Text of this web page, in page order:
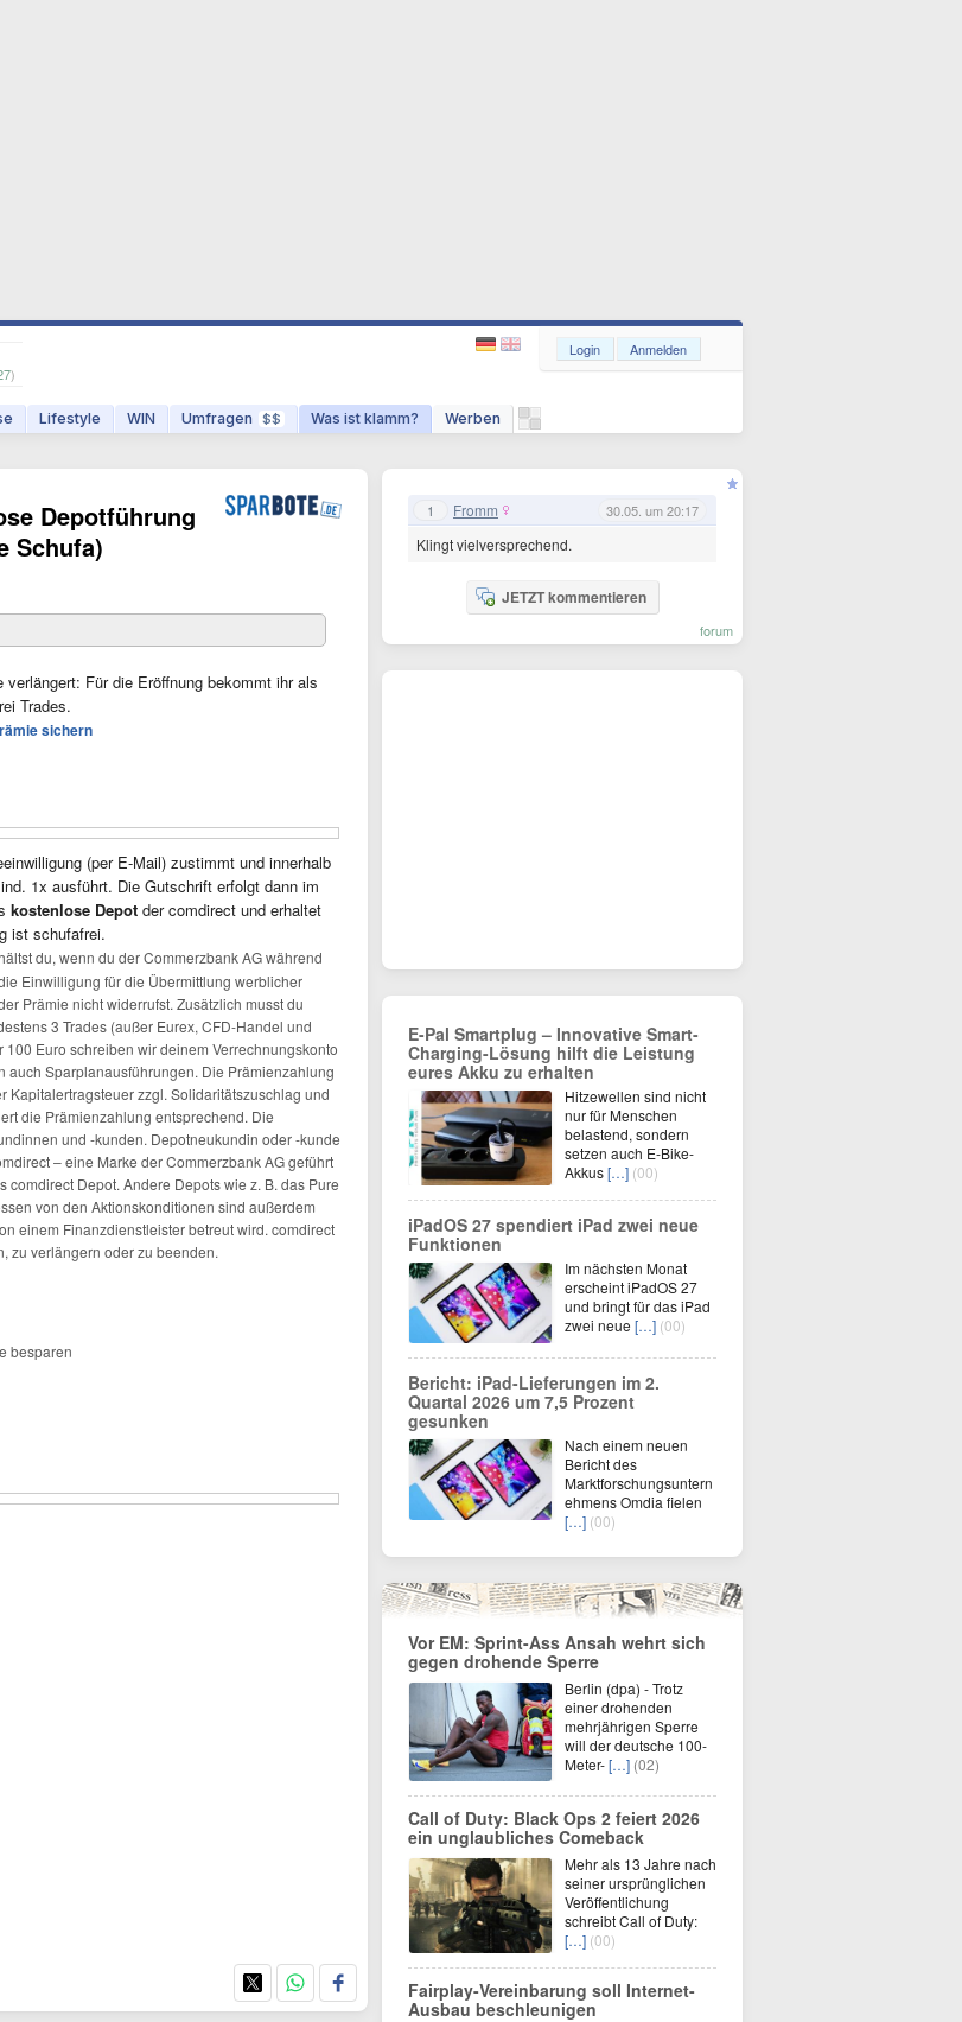
)
Lifestyle WIN Umfragen $$ Was ist klamm? Werben
Login Anmelden
Depotführung
Schufa)
verlängert: Für die Eröffnung bekommt ihr als
Trades.
sichern
(per E-Mail) zustimmt und innerhalb
1x ausführt. Die Gutschrift erfolgt dann im
kostenlose Depot der comdirect und erhaltet
ist schufafrei.
du, wenn du der Commerzbank AG während
Einwilligung für die Übermittlung werblicher
Prämie nicht widerrufst. Zusätzlich musst du
3 Trades (außer Eurex, CFD-Handel und
Euro schreiben wir deinem Verrechnungskonto
auch Sparplanausführungen. Die Prämienzahlung
zzgl. Solidaritätszuschlag und
die Prämienzahlung entsprechend. Die
und -kunden. Depotneukundin oder -kunde
– eine Marke der Commerzbank AG geführt
Depot. Andere Depots wie z. B. das Pure
von den Aktionskonditionen sind außerdem
einem Finanzdienstleister betreut wird. comdirect
zu verlängern oder zu beenden.
besparen
1 Fromm 30.05. um 20:17
Klingt vielversprechend.
JETZT kommentieren
forum
E-Pal Smartplug – Innovative Smart-
Charging-Lösung hilft die Leistung
eures Akku zu erhalten
Hitzewellen sind nicht
nur für Menschen
belastend, sondern
setzen auch E-Bike-
Akkus[…] (00)
iPadOS 27 spendiert iPad zwei neue
Funktionen
Im nächsten Monat
erscheint iPadOS 27
und bringt für das iPad
zwei neue […] (00)
Bericht: iPad-Lieferungen im 2.
Quartal 2026 um 7,5 Prozent
gesunken
Nach einem neuen
Bericht des
Marktforschungsuntern
ehmens Omdia fielen
[…] (00)
Vor EM: Sprint-Ass Ansah wehrt sich
gegen drohende Sperre
Berlin (dpa) - Trotz
einer drohenden
mehrjährigen Sperre
will der deutsche 100-
Meter-[…] (02)
Call of Duty: Black Ops 2 feiert 2026
ein unglaubliches Comeback
Mehr als 13 Jahre nach
seiner ursprünglichen
Veröffentlichung
schreibt Call of Duty:
[…] (00)
Fairplay-Vereinbarung soll Internet-
Ausbau beschleunigen